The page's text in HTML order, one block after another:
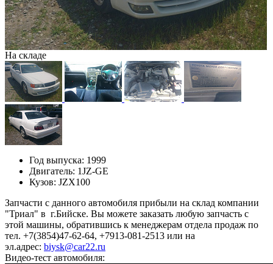
На складе
Год выпуска: 1999
Двигатель: 1JZ-GE
Кузов: JZX100
Запчасти с данного автомобиля прибыли на склад компании
"Триал" в г.Бийске. Вы можете заказать любую запчасть с
этой машины, обратившись к менеджерам отдела продаж по
тел. +7(3854)47-62-64, +7913-081-2513 или на
эл.адрес: biysk@car22.ru
Видео-тест автомобиля: